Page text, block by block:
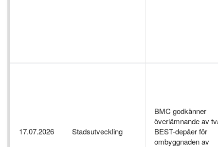
17.07.2026 Stadsutveckling
BMC godkänner
överlämnande av
BEST-depåer för
ombyggnaden av